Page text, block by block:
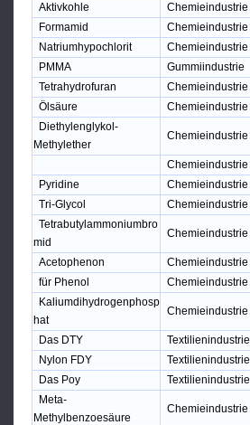
Aktivkohle
Chemieindustrie
Formamid
Chemieindustrie
Natriumhypochlorit
Chemieindustrie
PMMA
Gummiindustrie
Tetrahydrofuran
Chemieindustrie
Ölsäure
Chemieindustrie
Diethylenglykol-
Methylether
Chemieindustrie
Chemieindustrie
Pyridine
Chemieindustrie
Tri-Glycol
Chemieindustrie
Tetrabutylammoniumbro
mid
Chemieindustrie
Acetophenon Chemieindustrie
für Phenol
Chemieindustrie
Kaliumdihydrogenphosp
hat
Chemieindustrie
Das DTY Textilienindustrie
Nylon FDY
Textilienindustrie
Das Poy
Textilienindustrie
Meta-
Methylbenzoesäure
Chemieindustrie